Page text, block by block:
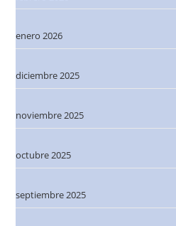
enero 2026
diciembre 2025
noviembre 2025
octubre 2025
septiembre 2025